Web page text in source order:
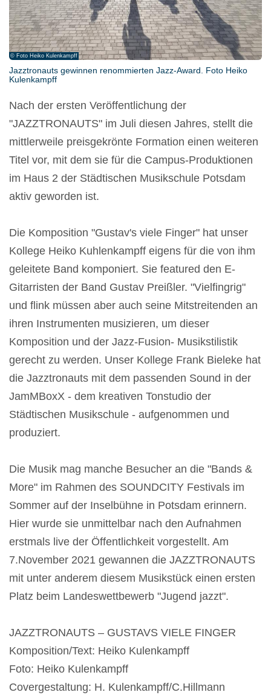
© Foto Heiko Kulenkampff
Jazztronauts gewinnen renommierten Jazz-Award. Foto Heiko
Kulenkampff
Nach der ersten Veröffentlichung der
"JAZZTRONAUTS" im Juli diesen Jahres, stellt die
mittlerweile preisgekrönte Formation einen weiteren
Titel vor, mit dem sie für die Campus-Produktionen
im Haus 2 der Städtischen Musikschule Potsdam
aktiv geworden ist.
Die Komposition "Gustav's viele Finger" hat unser
Kollege Heiko Kuhlenkampff eigens für die von ihm
geleitete Band komponiert. Sie featured den E-
Gitarristen der Band Gustav Preißler. "Vielfingrig"
und flink müssen aber auch seine Mitstreitenden an
ihren Instrumenten musizieren, um dieser
Komposition und der Jazz-Fusion- Musikstilistik
gerecht zu werden. Unser Kollege Frank Bieleke hat
die Jazztronauts mit dem passenden Sound in der
JamMBoxX - dem kreativen Tonstudio der
Städtischen Musikschule - aufgenommen und
produziert.
Die Musik mag manche Besucher an die "Bands &
More" im Rahmen des SOUNDCITY Festivals im
Sommer auf der Inselbühne in Potsdam erinnern.
Hier wurde sie unmittelbar nach den Aufnahmen
erstmals live der Öffentlichkeit vorgestellt. Am
7.November 2021 gewannen die JAZZTRONAUTS
mit unter anderem diesem Musikstück einen ersten
Platz beim Landeswettbewerb "Jugend jazzt".
JAZZTRONAUTS – GUSTAVS VIELE FINGER
Komposition/Text: Heiko Kulenkampff
Foto: Heiko Kulenkampff
Covergestaltung: H. Kulenkampff/C.Hillmann